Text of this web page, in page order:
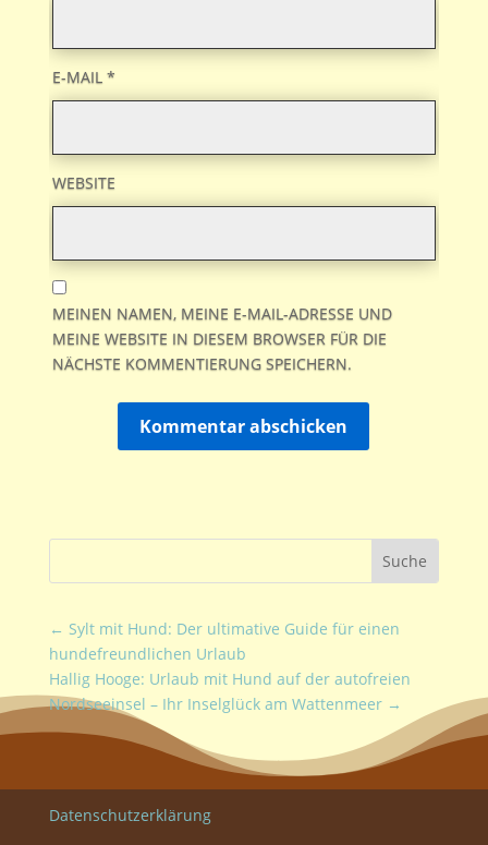
E-MAIL *
WEBSITE
MEINEN NAMEN, MEINE E-MAIL-ADRESSE UND
MEINE WEBSITE IN DIESEM BROWSER FÜR DIE
NÄCHSTE KOMMENTIERUNG SPEICHERN.
Kommentar abschicken
← Sylt mit Hund: Der ultimative Guide für einen
hundefreundlichen Urlaub
Hallig Hooge: Urlaub mit Hund auf der autofreien
Nordseeinsel – Ihr Inselglück am Wattenmeer→
Datenschutzerklärung